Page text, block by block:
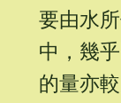
要由水
中，幾
的量亦